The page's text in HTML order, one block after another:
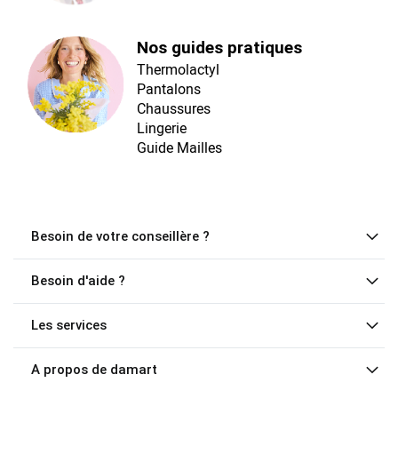
Nos guides pratiques
Thermolactyl
Pantalons
Chaussures
Lingerie
Guide Mailles
Besoin de votre conseillère ?
Besoin d'aide ?
Les services
A propos de damart